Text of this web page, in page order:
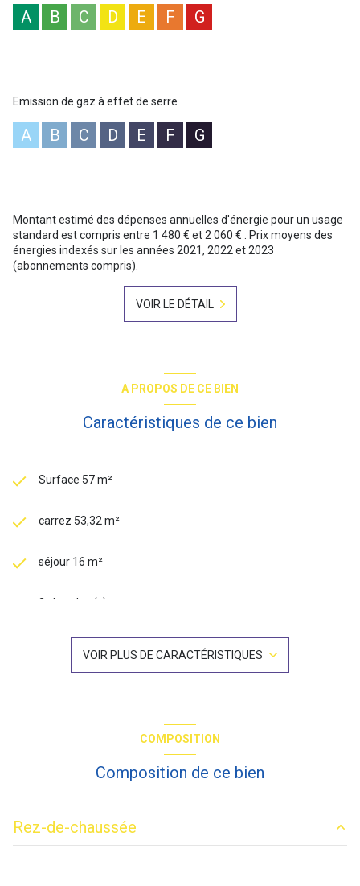
inclus. "Les informations sur les risques auxquels ce bien est
exposé sont disponibles sur le site Géorisques :
A B C D E F G
Emission de gaz à effet de serre
A B C D E F G
Montant estimé des dépenses annuelles d'énergie pour un usage
standard est compris entre 1 480 € et 2 060 € . Prix moyens des
énergies indexés sur les années 2021, 2022 et 2023
(abonnements compris).
VOIR LE DÉTAIL
A PROPOS DE CE BIEN
Caractéristiques de ce bien
Surface 57 m²
carrez 53,32 m²
séjour 16 m²
2 chambre(s)
Chauffage collectif : radiateur (gaz)
1 niveau(x)
VOIR PLUS DE CARACTÉRISTIQUES
COMPOSITION
Composition de ce bien
Rez-de-chaussée